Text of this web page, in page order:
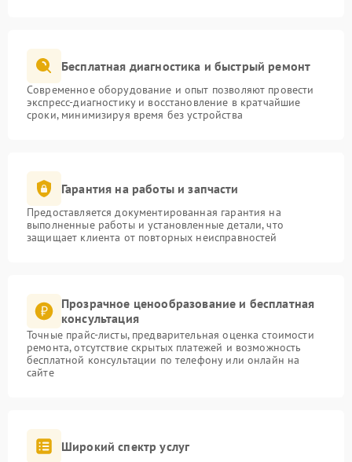
Бесплатная диагностика и быстрый ремонт
Современное оборудование и опыт позволяют провести
экспресс-диагностику и восстановление в кратчайшие
сроки, минимизируя время без устройства
Гарантия на работы и запчасти
Предоставляется документированная гарантия на
выполненные работы и установленные детали, что
защищает клиента от повторных неисправностей
Прозрачное ценообразование и бесплатная
консультация
Точные прайс-листы, предварительная оценка стоимости
ремонта, отсутствие скрытых платежей и возможность
бесплатной консультации по телефону или онлайн на
сайте
Широкий спектр услуг